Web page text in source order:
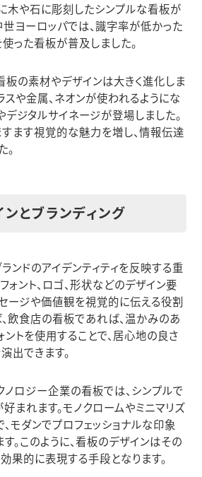
木や石に彫刻したシンプルな看板が
世ヨーロッパでは、識字率が低かった
った看板が普及しました。
板の素材やデザインは大きく進化しま
スや金属、ネオンが使われるようにな
デジタルサイネージが登場しました。
すます視覚的な魅力を増し、情報伝達
。
とブランディング
ンドのアイデンティティを反映する重
ォント、ロゴ、形状などのデザイン要
セージや価値観を視覚的に伝える役割
、飲食店の看板であれば、温かみのあ
トを使用することで、居心地の良さ
出できます。
ノロジー企業の看板では、シンプルで
まれます。モノクロームやミニマリズ
モダンでプロフェッショナルな印象
。このように、看板のデザインはその
果的に表現する手段となります。